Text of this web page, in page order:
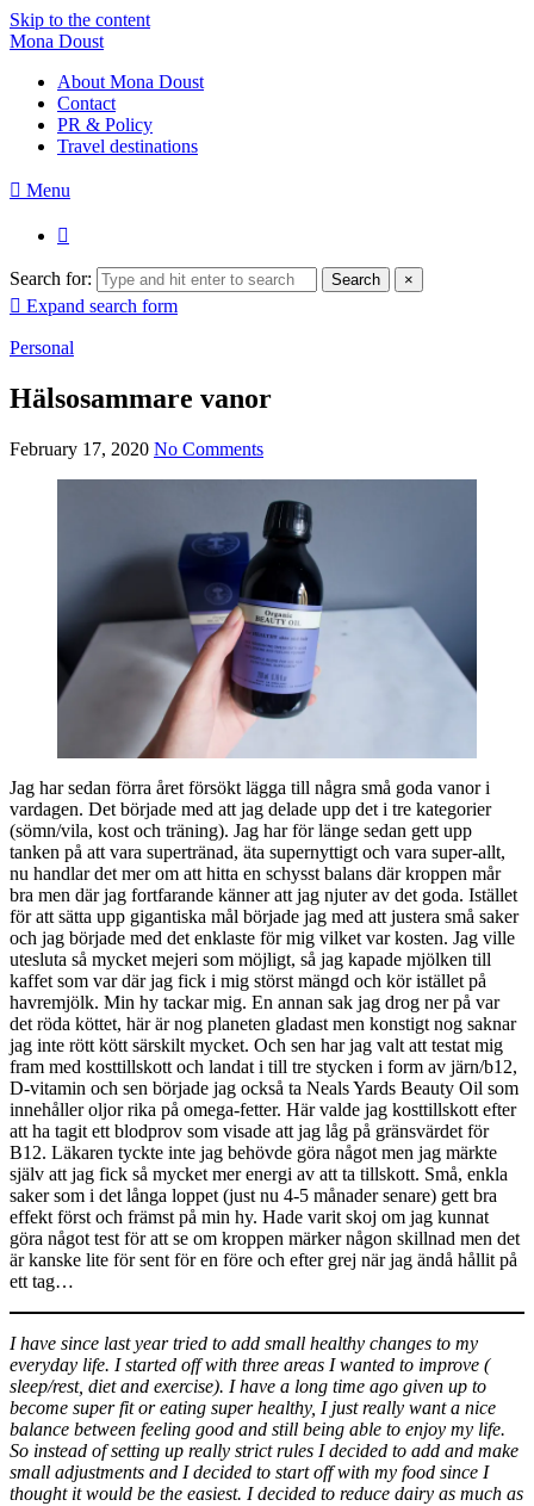
Skip to the content
Mona Doust
About Mona Doust
Contact
PR & Policy
Travel destinations
Menu
Search for: Search ×
Expand search form
Personal
Hälsosammare vanor
February 17, 2020 No Comments
Jag har sedan förra året försökt lägga till några små goda vanor i
vardagen. Det började med att jag delade upp det i tre kategorier
(sömn/vila, kost och träning). Jag har för länge sedan gett upp
tanken på att vara supertränad, äta supernyttigt och vara super-allt,
nu handlar det mer om att hitta en schysst balans där kroppen mår
bra men där jag fortfarande känner att jag njuter av det goda. Istället
för att sätta upp gigantiska mål började jag med att justera små saker
och jag började med det enklaste för mig vilket var kosten. Jag ville
utesluta så mycket mejeri som möjligt, så jag kapade mjölken till
kaffet som var där jag fick i mig störst mängd och kör istället på
havremjölk. Min hy tackar mig. En annan sak jag drog ner på var
det röda köttet, här är nog planeten gladast men konstigt nog saknar
jag inte rött kött särskilt mycket. Och sen har jag valt att testat mig
fram med kosttillskott och landat i till tre stycken i form av järn/b12,
D-vitamin och sen började jag också ta Neals Yards Beauty Oil som
innehåller oljor rika på omega-fetter. Här valde jag kosttillskott efter
att ha tagit ett blodprov som visade att jag låg på gränsvärdet för
B12. Läkaren tyckte inte jag behövde göra något men jag märkte
själv att jag fick så mycket mer energi av att ta tillskott. Små, enkla
saker som i det långa loppet (just nu 4-5 månader senare) gett bra
effekt först och främst på min hy. Hade varit skoj om jag kunnat
göra något test för att se om kroppen märker någon skillnad men det
är kanske lite för sent för en före och efter grej när jag ändå hållit på
ett tag…
I have since last year tried to add small healthy changes to my
everyday life. I started off with three areas I wanted to improve (
sleep/rest, diet and exercise). I have a long time ago given up to
become super fit or eating super healthy, I just really want a nice
balance between feeling good and still being able to enjoy my life.
So instead of setting up really strict rules I decided to add and make
small adjustments and I decided to start off with my food since I
thought it would be the easiest. I decided to reduce dairy as much as